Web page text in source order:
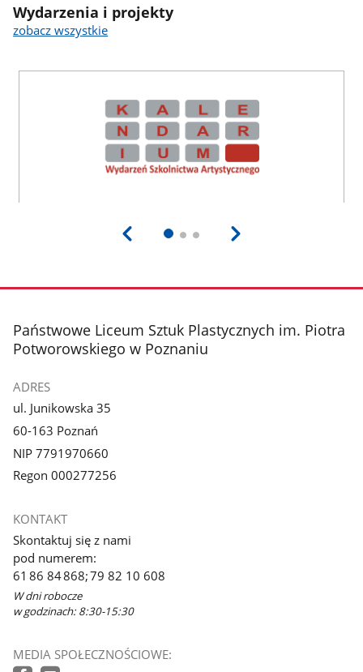
Wydarzenia i projekty
zobacz wszystkie
stopka
Państwowe Liceum Sztuk Plastycznych im. Piotra
Potworowskiego w Poznaniu
ADRES
ul. Junikowska 35
60-163 Poznań
NIP 7791970660
Regon 000277256
KONTAKT
Skontaktuj się z nami
pod numerem:
61 86 84 868; 79 82 10 608
W dni robocze
w godzinach: 8:30-15:30
MEDIA SPOŁECZNOŚCIOWE: